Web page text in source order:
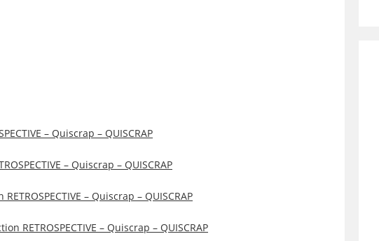
– Quiscrap – QUISCRAP
– Quiscrap – QUISCRAP
– Quiscrap – QUISCRAP
RETROSPECTIVE – Quiscrap – QUISCRAP